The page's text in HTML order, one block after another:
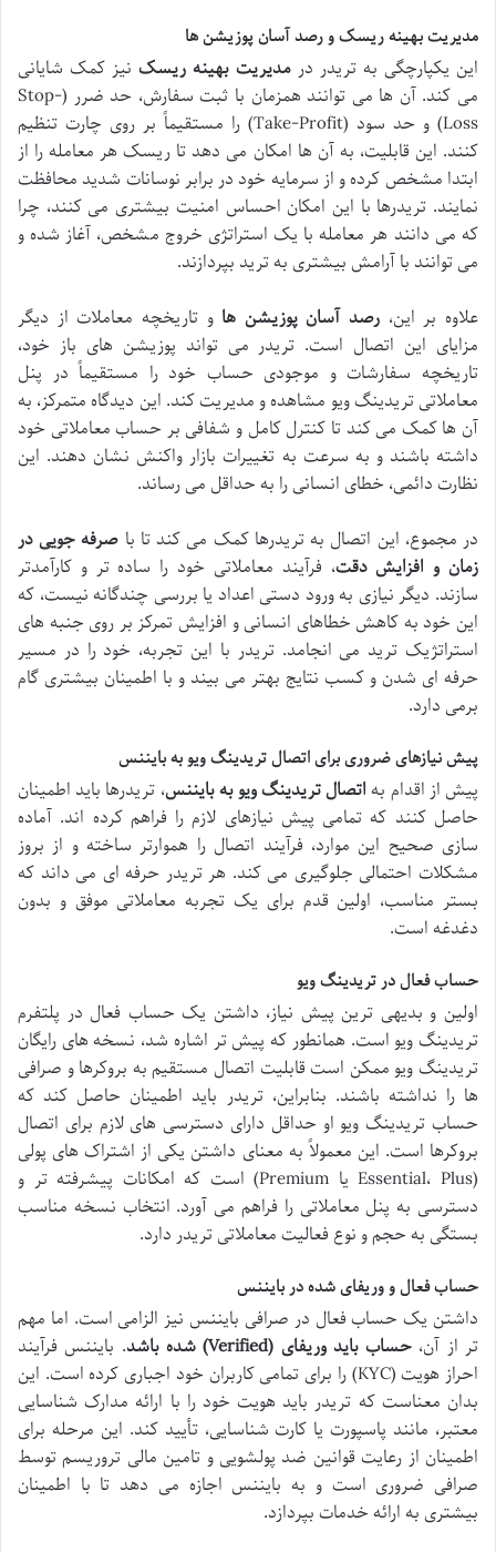
مدیریت بهینه ریسک و رصد آسان پوزیشن ها
این یکپارچگی به تریدر در مدیریت بهینه ریسک نیز کمک شایانی
می کند. آن ها می توانند همزمان با ثبت سفارش، حد ضرر (Stop-
Loss) و حد سود (Take-Profit) را مستقیماً بر روی چارت تنظیم
کنند. این قابلیت، به آن ها امکان می دهد تا ریسک هر معامله را از
ابتدا مشخص کرده و از سرمایه خود در برابر نوسانات شدید محافظت
نمایند. تریدرها با این امکان احساس امنیت بیشتری می کنند، چرا
که می دانند هر معامله با یک استراتژی خروج مشخص، آغاز شده و
می توانند با آرامش بیشتری به ترید بپردازند.
علاوه بر این، رصد آسان پوزیشن ها و تاریخچه معاملات از دیگر
مزایای این اتصال است. تریدر می تواند پوزیشن های باز خود،
تاریخچه سفارشات و موجودی حساب خود را مستقیماً در پنل
معاملاتی تریدینگ ویو مشاهده و مدیریت کند. این دیدگاه متمرکز، به
آن ها کمک می کند تا کنترل کامل و شفافی بر حساب معاملاتی خود
داشته باشند و به سرعت به تغییرات بازار واکنش نشان دهند. این
نظارت دائمی، خطای انسانی را به حداقل می رساند.
در مجموع، این اتصال به تریدرها کمک می کند تا با صرفه جویی در
زمان و افزایش دقت، فرآیند معاملاتی خود را ساده تر و کارآمدتر
سازند. دیگر نیازی به ورود دستی اعداد یا بررسی چندگانه نیست، که
این خود به کاهش خطاهای انسانی و افزایش تمرکز بر روی جنبه های
استراتژیک ترید می انجامد. تریدر با این تجربه، خود را در مسیر
حرفه ای شدن و کسب نتایج بهتر می بیند و با اطمینان بیشتری گام
برمی دارد.
پیش نیازهای ضروری برای اتصال تریدینگ ویو به بایننس
پیش از اقدام بهاتصال تریدینگ ویو به بایننس، تریدرها باید اطمینان
حاصل کنند که تمامی پیش نیازهای لازم را فراهم کرده اند. آماده
سازی صحیح این موارد، فرآیند اتصال را هموارتر ساخته و از بروز
مشکلات احتمالی جلوگیری می کند. هر تریدر حرفه ای می داند که
بستر مناسب، اولین قدم برای یک تجربه معاملاتی موفق و بدون
دغدغه است.
حساب فعال در تریدینگ ویو
اولین و بدیهی ترین پیش نیاز، داشتن یک حساب فعال در پلتفرم
تریدینگ ویو است. همانطور که پیش تر اشاره شد، نسخه های رایگان
تریدینگ ویو ممکن است قابلیت اتصال مستقیم به بروکرها و صرافی
ها را نداشته باشند. بنابراین، تریدر باید اطمینان حاصل کند که
حساب تریدینگ ویو او حداقل دارای دسترسی های لازم برای اتصال
بروکرها است. این معمولاً به معنای داشتن یکی از اشتراک های پولی
(Essential، Plus یا Premium) است که امکانات پیشرفته تر و
دسترسی به پنل معاملاتی را فراهم می آورد. انتخاب نسخه مناسب
بستگی به حجم و نوع فعالیت معاملاتی تریدر دارد.
حساب فعال و وریفای شده در بایننس
داشتن یک حساب فعال در صرافی بایننس نیز الزامی است. اما مهم
تر از آن، حساب باید وریفای (Verified) شده باشد
. بایننس فرآیند
احراز هویت (KYC) را برای تمامی کاربران خود اجباری کرده است. این
بدان معناست که تریدر باید هویت خود را با ارائه مدارک شناسایی
معتبر، مانند پاسپورت یا کارت شناسایی، تأیید کند. این مرحله برای
اطمینان از رعایت قوانین ضد پولشویی و تامین مالی تروریسم توسط
صرافی ضروری است و به بایننس اجازه می دهد تا با اطمینان
بیشتری به ارائه خدمات بپردازد.